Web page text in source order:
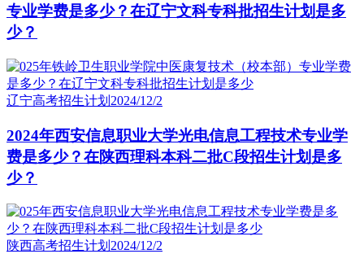
专业学费是多少？在辽宁文科专科批招生计划是多
少？
辽宁高考招生计划 2024/12/2
2024年西安信息职业大学光电信息工程技术专业学
费是多少？在陕西理科本科二批C段招生计划是多
少？
陕西高考招生计划 2024/12/2